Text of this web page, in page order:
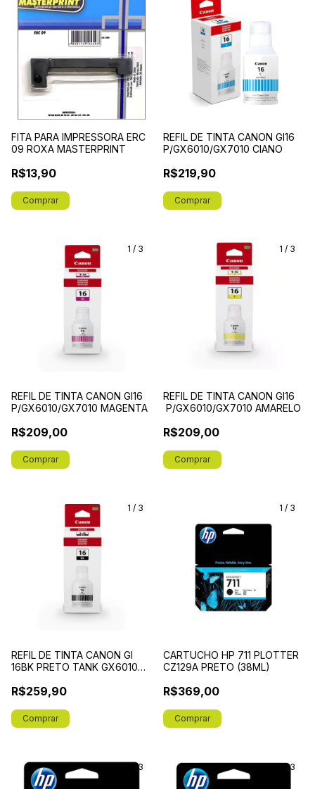
FITA PARA IMPRESSORA ERC
09 ROXA MASTERPRINT
R$13,90
REFIL DE TINTA CANON GI16
P/GX6010/GX7010 CIANO
R$219,90
1 / 3
REFIL DE TINTA CANON GI16
P/GX6010/GX7010 MAGENTA
R$209,00
1 / 3
REFIL DE TINTA CANON GI16
P/GX6010/GX7010 AMARELO
R$209,00
1 / 3
REFIL DE TINTA CANON GI
16BK PRETO TANK GX6010
R$259,90
1 / 3
CARTUCHO HP 711 PLOTTER
CZ129A PRETO (38ML)
R$369,00
/3 /3